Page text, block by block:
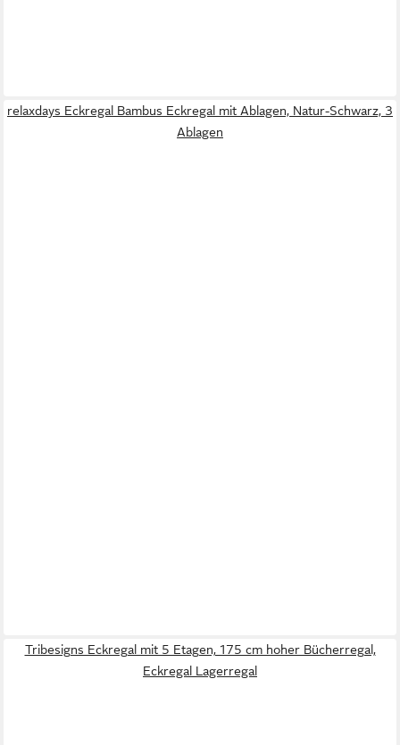
relaxdays Eckregal Bambus Eckregal mit Ablagen, Natur-Schwarz, 3
Ablagen
Tribesigns Eckregal mit 5 Etagen, 175 cm hoher Bücherregal,
Eckregal Lagerregal